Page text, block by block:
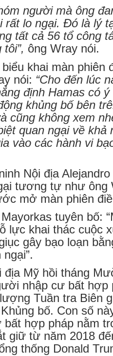
người mà ông
rất lo ngại. Đó là lý
tất cả 56 tổ công
ông Wray nói.
khai màn phiên
nói: “Cho đến lúc
định Hamas có
khủng bố bên
cũng không xem
quan ngại về
vào các hành vi
Nội địa
tương tự như ông
mở màn phiên
tuyên bố:
lực khai thác cuộc
gây bạo loạn
địa Mỹ hồi tháng
nhập cư bất
Tuần tra Biên
bố. Con số
hợp pháp nằm
giữ từ năm 2018
thống Donald